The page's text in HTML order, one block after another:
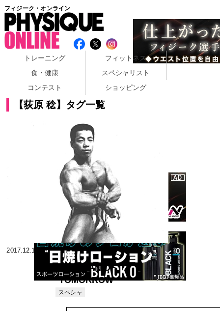
フィジーク・オンライン
トレーニング
フィットネス
食・健康
スペシャリスト
コンテスト
ショッピング
【荻原 稔】タグ一覧
2017.12.14
Mr.JAPAN OF
TOMORROW
明日の☆ミス
スペシャ